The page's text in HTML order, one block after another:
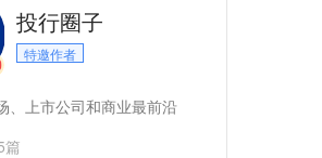
投行圈子
特邀作者
、上市公司和商业最前沿
篇